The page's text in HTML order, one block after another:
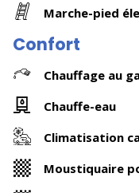
Marche-pied
Confort
Chauffage au
Chauffe-eau
Climatisation
Moustiquaire